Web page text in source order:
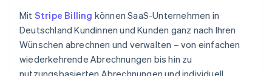
Mit Stripe Billing können SaaS-Unternehmen in
Deutschland Kundinnen und Kunden ganz nach Ihren
Wünschen abrechnen und verwalten – von einfachen
wiederkehrende Abrechnungen bis hin zu